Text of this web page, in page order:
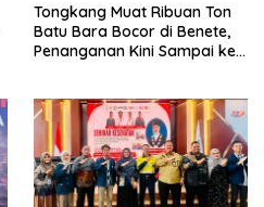
Tongkang Muat Ribuan Ton
Batu Bara Bocor di Benete,
Penanganan Kini Sampai ke